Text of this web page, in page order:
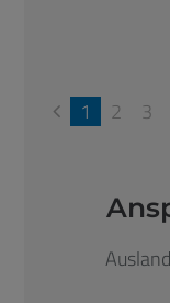
1 2 3